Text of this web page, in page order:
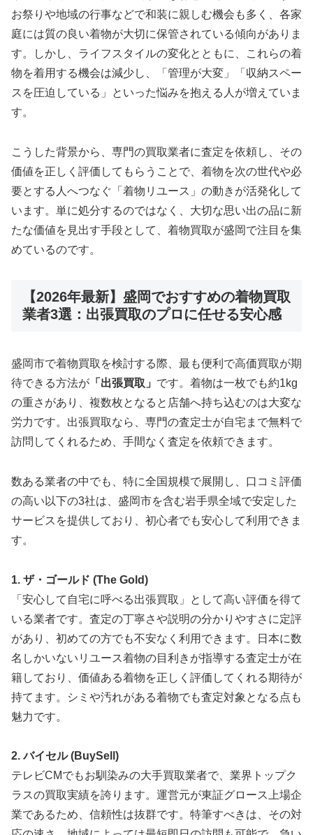
お祭りや地域の行事などで和装に親しむ機会も多く、各家
庭には質の良い着物が大切に保管されている傾向がありま
す。しかし、ライフスタイルの変化とともに、これらの着
物を着用する機会は減少し、「管理が大変」「収納スペー
スを圧迫している」といった悩みを抱える人が増えていま
す。
こうした背景から、専門の買取業者に査定を依頼し、その
価値を正しく評価してもらうことで、着物を次の世代や必
要とする人へつなぐ「着物リユース」の動きが活発化して
います。単に処分するのではなく、大切な思い出の品に新
たな価値を見出す手段として、着物買取が盛岡で注目を集
めているのです。
【2026年最新】盛岡でおすすめの着物買取
業者3選：出張買取のプロに任せる安心感
盛岡市で着物買取を検討する際、最も便利で高価買取が期
待できる方法が 「出張買取」 です。着物は一枚でも約1kg
の重さがあり、複数枚となると店舗へ持ち込むのは大変な
労力です。出張買取なら、専門の査定士が自宅まで無料で
訪問してくれるため、手間なく査定を依頼できます。
数ある業者の中でも、特に全国規模で展開し、口コミ評価
の高い以下の3社は、盛岡市を含む岩手県全域で安定した
サービスを提供しており、初心者でも安心して利用できま
す。
1. ザ・ゴールド (The Gold)
「安心して自宅に呼べる出張買取」として高い評価を得て
いる業者です。査定の丁寧さや説明の分かりやすさに定評
があり、初めての方でも不安なく利用できます。日本に数
名しかいないリユース着物の目利きが指導する査定士が在
籍しており、価値ある着物を正しく評価してくれる期待が
持てます。シミや汚れがある着物でも査定対象となる点も
魅力です。
2. バイセル (BuySell)
テレビCMでもお馴染みの大手買取業者で、業界トップク
ラスの買取実績を誇ります。運営元が東証グロース上場企
業であるため、信頼性は抜群です。特筆すべきは、その対